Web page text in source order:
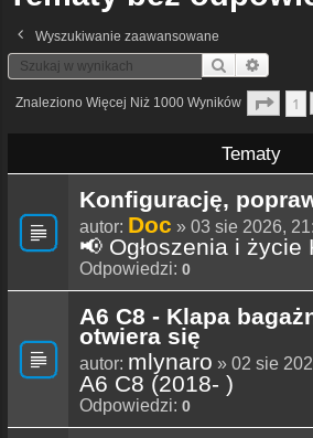
Wyszukiwanie zaawansowane
Szukaj
Znaleziono Więcej Niż 1000 Wyników 1
Tematy
Konfigurację,
autor: Doc » 03 sie 2026,
📢 Ogłoszenia i życie
Odpowiedzi: 0
A6 C8 - Klapa
otwiera się
autor: mlynaro » 02 sie
A6 C8 (2018- )
Odpowiedzi: 0